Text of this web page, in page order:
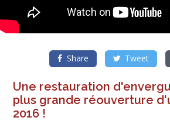
Share Tweet
Une restauration
plus grande réouverture
2016 !